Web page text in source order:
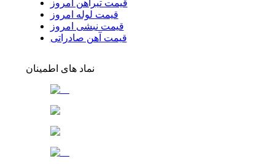
قیمت تیرآهن امروز
قیمت لوله امروز
قیمت نبشی امروز
قیمت آهن صادراتی
نماد های اطمینان